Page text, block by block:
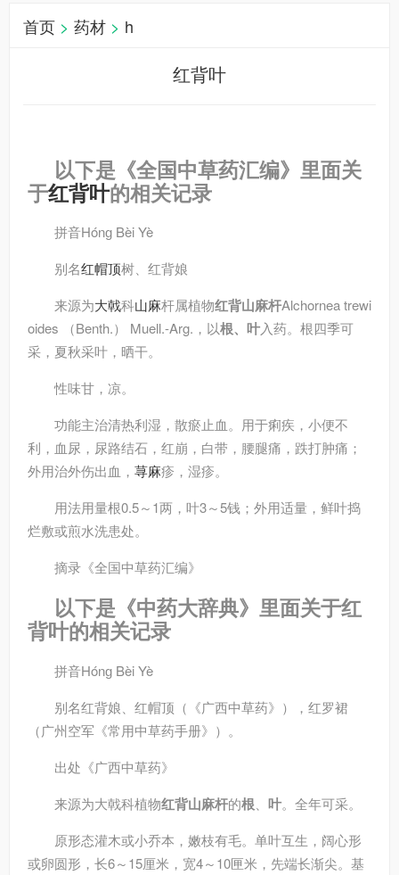
首页 > 药材 > h
红背叶
以下是《全国中草药汇编》里面关
于红背叶的相关记录
拼音Hónɡ Bèi Yè
别名红帽顶树、红背娘
来源为大戟科山麻杆属植物红背山麻杆Alchornea trewi
oides （Benth.） Muell.-Arg.，以根、叶入药。根四季可
采，夏秋采叶，晒干。
性味甘，凉。
功能主治清热利湿，散瘀止血。用于痢疾，小便不
利，血尿，尿路结石，红崩，白带，腰腿痛，跌打肿痛；
外用治外伤出血， 荨麻疹，湿疹。
用法用量根0.5～1两，叶3～5钱；外用适量，鲜叶捣
烂敷或煎水洗患处。
摘录 《全国中草药汇编》
以下是《中药大辞典》里面关于红
背叶的相关记录
拼音Hónɡ Bèi Yè
别名红背娘、红帽顶（《广西中草药》），红罗裙
（广州空军《常用中草药手册》）。
出处 《广西中草药》
来源为大戟科植物红背山麻杆的根 叶。全年可采。
原形态灌木或小乔本，嫩枝有毛。单叶互生，阔心形
或卵圆形，长6～15厘米，宽4～10匣米，先端长渐尖。基